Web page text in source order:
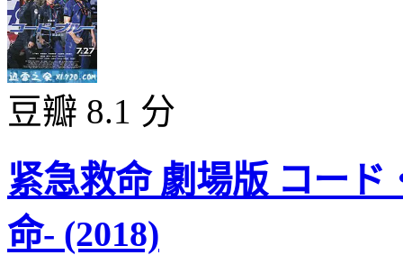
豆瓣 8.1 分
紧急救命 劇場版 コー
命- (2018)